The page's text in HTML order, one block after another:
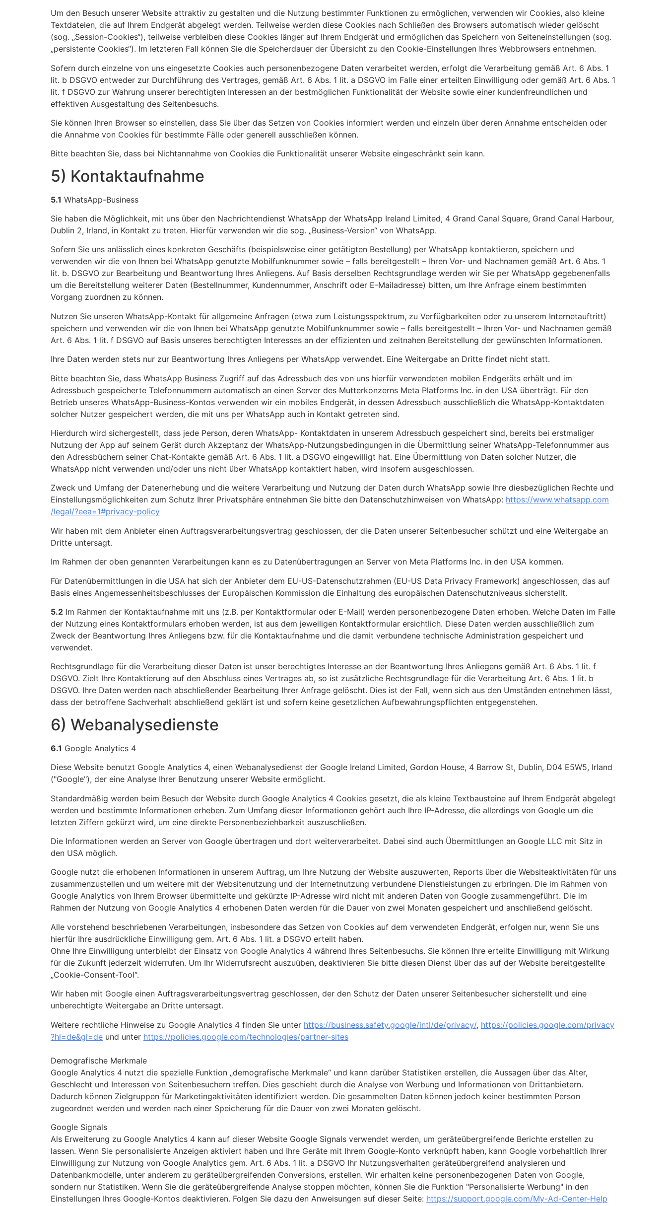
Um den Besuch unserer Website attraktiv zu gestalten und die Nutzung bestimmter Funktionen zu ermöglichen, verwenden wir Cookies, also kleine
Textdateien, die auf Ihrem Endgerät abgelegt werden. Teilweise werden diese Cookies nach Schließen des Browsers automatisch wieder gelöscht
(sog. „Session-Cookies“), teilweise verbleiben diese Cookies länger auf Ihrem Endgerät und ermöglichen das Speichern von Seiteneinstellungen (sog.
„persistente Cookies“). Im letzteren Fall können Sie die Speicherdauer der Übersicht zu den Cookie-Einstellungen Ihres Webbrowsers entnehmen.
Sofern durch einzelne von uns eingesetzte Cookies auch personenbezogene Daten verarbeitet werden, erfolgt die Verarbeitung gemäß Art. 6 Abs. 1
lit. b DSGVO entweder zur Durchführung des Vertrages, gemäß Art. 6 Abs. 1 lit. a DSGVO im Falle einer erteilten Einwilligung oder gemäß Art. 6 Abs. 1
lit. f DSGVO zur Wahrung unserer berechtigten Interessen an der bestmöglichen Funktionalität der Website sowie einer kundenfreundlichen und
effektiven Ausgestaltung des Seitenbesuchs.
Sie können Ihren Browser so einstellen, dass Sie über das Setzen von Cookies informiert werden und einzeln über deren Annahme entscheiden oder
die Annahme von Cookies für bestimmte Fälle oder generell ausschließen können.
Bitte beachten Sie, dass bei Nichtannahme von Cookies die Funktionalität unserer Website eingeschränkt sein kann.
5) Kontaktaufnahme
5.1 WhatsApp-Business
Sie haben die Möglichkeit, mit uns über den Nachrichtendienst WhatsApp der WhatsApp Ireland Limited, 4 Grand Canal Square, Grand Canal Harbour,
Dublin 2, Irland, in Kontakt zu treten. Hierfür verwenden wir die sog. „Business-Version“ von WhatsApp.
Sofern Sie uns anlässlich eines konkreten Geschäfts (beispielsweise einer getätigten Bestellung) per WhatsApp kontaktieren, speichern und
verwenden wir die von Ihnen bei WhatsApp genutzte Mobilfunknummer sowie – falls bereitgestellt – Ihren Vor- und Nachnamen gemäß Art. 6 Abs. 1
lit. b. DSGVO zur Bearbeitung und Beantwortung Ihres Anliegens. Auf Basis derselben Rechtsgrundlage werden wir Sie per WhatsApp gegebenenfalls
um die Bereitstellung weiterer Daten (Bestellnummer, Kundennummer, Anschrift oder E-Mailadresse) bitten, um Ihre Anfrage einem bestimmten
Vorgang zuordnen zu können.
Nutzen Sie unseren WhatsApp-Kontakt für allgemeine Anfragen (etwa zum Leistungsspektrum, zu Verfügbarkeiten oder zu unserem Internetauftritt)
speichern und verwenden wir die von Ihnen bei WhatsApp genutzte Mobilfunknummer sowie – falls bereitgestellt – Ihren Vor- und Nachnamen gemäß
Art. 6 Abs. 1 lit. f DSGVO auf Basis unseres berechtigten Interesses an der effizienten und zeitnahen Bereitstellung der gewünschten Informationen.
Ihre Daten werden stets nur zur Beantwortung Ihres Anliegens per WhatsApp verwendet. Eine Weitergabe an Dritte findet nicht statt.
Bitte beachten Sie, dass WhatsApp Business Zugriff auf das Adressbuch des von uns hierfür verwendeten mobilen Endgeräts erhält und im
Adressbuch gespeicherte Telefonnummern automatisch an einen Server des Mutterkonzerns Meta Platforms Inc. in den USA überträgt. Für den
Betrieb unseres WhatsApp-Business-Kontos verwenden wir ein mobiles Endgerät, in dessen Adressbuch ausschließlich die WhatsApp-Kontaktdaten
solcher Nutzer gespeichert werden, die mit uns per WhatsApp auch in Kontakt getreten sind.
Hierdurch wird sichergestellt, dass jede Person, deren WhatsApp- Kontaktdaten in unserem Adressbuch gespeichert sind, bereits bei erstmaliger
Nutzung der App auf seinem Gerät durch Akzeptanz der WhatsApp-Nutzungsbedingungen in die Übermittlung seiner WhatsApp-Telefonnummer aus
den Adressbüchern seiner Chat-Kontakte gemäß Art. 6 Abs. 1 lit. a DSGVO eingewilligt hat. Eine Übermittlung von Daten solcher Nutzer, die
WhatsApp nicht verwenden und/oder uns nicht über WhatsApp kontaktiert haben, wird insofern ausgeschlossen.
Zweck und Umfang der Datenerhebung und die weitere Verarbeitung und Nutzung der Daten durch WhatsApp sowie Ihre diesbezüglichen Rechte und
Einstellungsmöglichkeiten zum Schutz Ihrer Privatsphäre entnehmen Sie bitte den Datenschutzhinweisen von WhatsApp: https://www.whatsapp.com
/legal/?eea=1#privacy-policy
Wir haben mit dem Anbieter einen Auftragsverarbeitungsvertrag geschlossen, der die Daten unserer Seitenbesucher schützt und eine Weitergabe an
Dritte untersagt.
Im Rahmen der oben genannten Verarbeitungen kann es zu Datenübertragungen an Server von Meta Platforms Inc. in den USA kommen.
Für Datenübermittlungen in die USA hat sich der Anbieter dem EU-US-Datenschutzrahmen (EU-US Data Privacy Framework) angeschlossen, das auf
Basis eines Angemessenheitsbeschlusses der Europäischen Kommission die Einhaltung des europäischen Datenschutzniveaus sicherstellt.
5.2 Im Rahmen der Kontaktaufnahme mit uns (z.B. per Kontaktformular oder E-Mail) werden personenbezogene Daten erhoben. Welche Daten im Falle
der Nutzung eines Kontaktformulars erhoben werden, ist aus dem jeweiligen Kontaktformular ersichtlich. Diese Daten werden ausschließlich zum
Zweck der Beantwortung Ihres Anliegens bzw. für die Kontaktaufnahme und die damit verbundene technische Administration gespeichert und
verwendet.
Rechtsgrundlage für die Verarbeitung dieser Daten ist unser berechtigtes Interesse an der Beantwortung Ihres Anliegens gemäß Art. 6 Abs. 1 lit. f
DSGVO. Zielt Ihre Kontaktierung auf den Abschluss eines Vertrages ab, so ist zusätzliche Rechtsgrundlage für die Verarbeitung Art. 6 Abs. 1 lit. b
DSGVO. Ihre Daten werden nach abschließender Bearbeitung Ihrer Anfrage gelöscht. Dies ist der Fall, wenn sich aus den Umständen entnehmen lässt,
dass der betroffene Sachverhalt abschließend geklärt ist und sofern keine gesetzlichen Aufbewahrungspflichten entgegenstehen.
6) Webanalysedienste
6.1 Google Analytics 4
Diese Website benutzt Google Analytics 4, einen Webanalysedienst der Google Ireland Limited, Gordon House, 4 Barrow St, Dublin, D04 E5W5, Irland
("Google"), der eine Analyse Ihrer Benutzung unserer Website ermöglicht.
Standardmäßig werden beim Besuch der Website durch Google Analytics 4 Cookies gesetzt, die als kleine Textbausteine auf Ihrem Endgerät abgelegt
werden und bestimmte Informationen erheben. Zum Umfang dieser Informationen gehört auch Ihre IP-Adresse, die allerdings von Google um die
letzten Ziffern gekürzt wird, um eine direkte Personenbeziehbarkeit auszuschließen.
Die Informationen werden an Server von Google übertragen und dort weiterverarbeitet. Dabei sind auch Übermittlungen an Google LLC mit Sitz in
den USA möglich.
Google nutzt die erhobenen Informationen in unserem Auftrag, um Ihre Nutzung der Website auszuwerten, Reports über die Websiteaktivitäten für uns
zusammenzustellen und um weitere mit der Websitenutzung und der Internetnutzung verbundene Dienstleistungen zu erbringen. Die im Rahmen von
Google Analytics von Ihrem Browser übermittelte und gekürzte IP-Adresse wird nicht mit anderen Daten von Google zusammengeführt. Die im
Rahmen der Nutzung von Google Analytics 4 erhobenen Daten werden für die Dauer von zwei Monaten gespeichert und anschließend gelöscht.
Alle vorstehend beschriebenen Verarbeitungen, insbesondere das Setzen von Cookies auf dem verwendeten Endgerät, erfolgen nur, wenn Sie uns
hierfür Ihre ausdrückliche Einwilligung gem. Art. 6 Abs. 1 lit. a DSGVO erteilt haben.
Ohne Ihre Einwilligung unterbleibt der Einsatz von Google Analytics 4 während Ihres Seitenbesuchs. Sie können Ihre erteilte Einwilligung mit Wirkung
für die Zukunft jederzeit widerrufen. Um Ihr Widerrufsrecht auszuüben, deaktivieren Sie bitte diesen Dienst über das auf der Website bereitgestellte
„Cookie-Consent-Tool“.
Wir haben mit Google einen Auftragsverarbeitungsvertrag geschlossen, der den Schutz der Daten unserer Seitenbesucher sicherstellt und eine
unberechtigte Weitergabe an Dritte untersagt.
Weitere rechtliche Hinweise zu Google Analytics 4 finden Sie unter https://business.safety.google/intl/de/privacy/, https://policies.google.com/privacy
?hl=de&gl=de und unter https://policies.google.com/technologies/partner-sites
Demografische Merkmale
Google Analytics 4 nutzt die spezielle Funktion „demografische Merkmale“ und kann darüber Statistiken erstellen, die Aussagen über das Alter,
Geschlecht und Interessen von Seitenbesuchern treffen. Dies geschieht durch die Analyse von Werbung und Informationen von Drittanbietern.
Dadurch können Zielgruppen für Marketingaktivitäten identifiziert werden. Die gesammelten Daten können jedoch keiner bestimmten Person
zugeordnet werden und werden nach einer Speicherung für die Dauer von zwei Monaten gelöscht.
Google Signals
Als Erweiterung zu Google Analytics 4 kann auf dieser Website Google Signals verwendet werden, um geräteübergreifende Berichte erstellen zu
lassen. Wenn Sie personalisierte Anzeigen aktiviert haben und Ihre Geräte mit Ihrem Google-Konto verknüpft haben, kann Google vorbehaltlich Ihrer
Einwilligung zur Nutzung von Google Analytics gem. Art. 6 Abs. 1 lit. a DSGVO Ihr Nutzungsverhalten geräteübergreifend analysieren und
Datenbankmodelle, unter anderem zu geräteübergreifenden Conversions, erstellen. Wir erhalten keine personenbezogenen Daten von Google,
sondern nur Statistiken. Wenn Sie die geräteübergreifende Analyse stoppen möchten, können Sie die Funktion "Personalisierte Werbung" in den
Einstellungen Ihres Google-Kontos deaktivieren. Folgen Sie dazu den Anweisungen auf dieser Seite: https://support.google.com/My-Ad-Center-Help